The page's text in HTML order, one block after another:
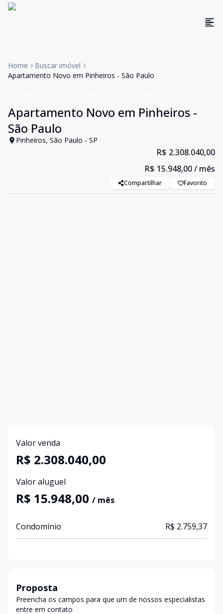
Home
Buscar imóvel
Apartamento Novo em Pinheiros - São Paulo
Apartamento Novo em Pinheiros -
São Paulo
Pinheiros, São Paulo - SP
R$ 2.308.040,00
R$ 15.948,00/ mês
Compartilhar Favorito
Valor venda
R$ 2.308.040,00
Valor aluguel
R$ 15.948,00 / mês
Condomínio R$ 2.759,37
Proposta
Preencha os campos para que um de nossos especialistas
entre em contato